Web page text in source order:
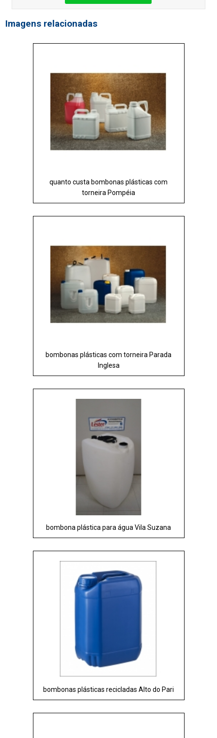
Imagens relacionadas
quanto custa bombonas plásticas com
torneira Pompéia
bombonas plásticas com torneira Parada
Inglesa
bombona plástica para água Vila Suzana
bombonas plásticas recicladas Alto do Pari